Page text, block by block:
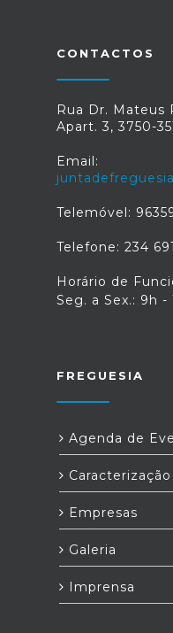
CONTACTOS
Rua Dr. Mateus
Apart. 3, 3750-
Email:
Telemóvel:
Telefone: 234
Horário de
Seg. a Sex.: 9h -
FREGUESIA
Agenda de
Caracterização
Empresas
Galeria
Imprensa